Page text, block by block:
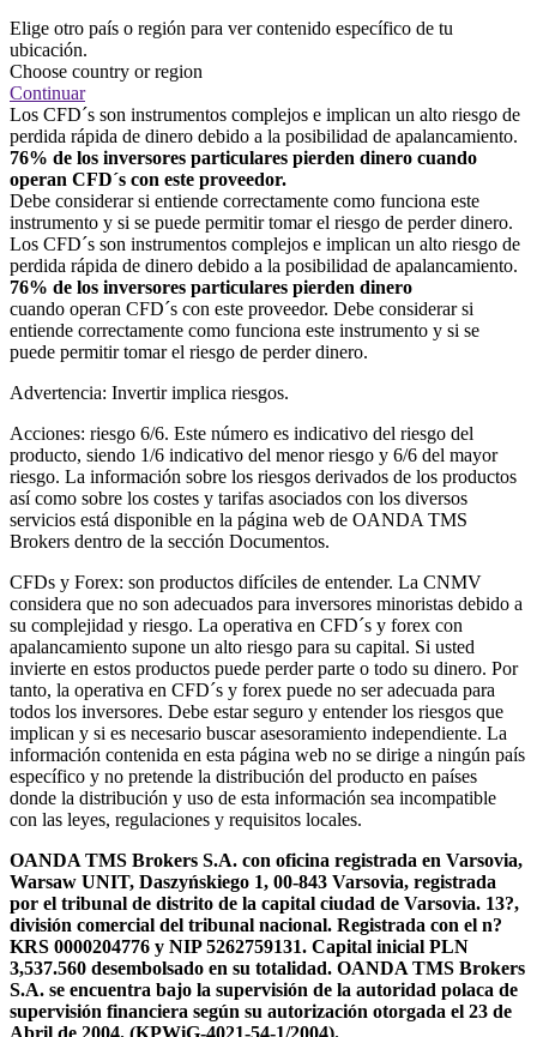
Elige otro país o región para ver contenido específico de tu
ubicación.
Choose country or region
Continuar
Los CFD´s son instrumentos complejos e implican un alto riesgo de
perdida rápida de dinero debido a la posibilidad de apalancamiento.
76% de los inversores particulares pierden dinero cuando
operan CFD´s con este proveedor.
Debe considerar si entiende correctamente como funciona este
instrumento y si se puede permitir tomar el riesgo de perder dinero.
Los CFD´s son instrumentos complejos e implican un alto riesgo de
perdida rápida de dinero debido a la posibilidad de apalancamiento.
76% de los inversores particulares pierden dinero
cuando operan CFD´s con este proveedor. Debe considerar si
entiende correctamente como funciona este instrumento y si se
puede permitir tomar el riesgo de perder dinero.
Advertencia: Invertir implica riesgos.
Acciones: riesgo 6/6. Este número es indicativo del riesgo del
producto, siendo 1/6 indicativo del menor riesgo y 6/6 del mayor
riesgo. La información sobre los riesgos derivados de los productos
así como sobre los costes y tarifas asociados con los diversos
servicios está disponible en la página web de OANDA TMS
Brokers dentro de la sección Documentos.
CFDs y Forex: son productos difíciles de entender. La CNMV
considera que no son adecuados para inversores minoristas debido a
su complejidad y riesgo. La operativa en CFD´s y forex con
apalancamiento supone un alto riesgo para su capital. Si usted
invierte en estos productos puede perder parte o todo su dinero. Por
tanto, la operativa en CFD´s y forex puede no ser adecuada para
todos los inversores. Debe estar seguro y entender los riesgos que
implican y si es necesario buscar asesoramiento independiente. La
información contenida en esta página web no se dirige a ningún país
específico y no pretende la distribución del producto en países
donde la distribución y uso de esta información sea incompatible
con las leyes, regulaciones y requisitos locales.
OANDA TMS Brokers S.A. con oficina registrada en Varsovia,
Warsaw UNIT, Daszyńskiego 1, 00-843 Varsovia, registrada
por el tribunal de distrito de la capital ciudad de Varsovia. 13?,
división comercial del tribunal nacional. Registrada con el n?
KRS 0000204776 y NIP 5262759131. Capital inicial PLN
3,537.560 desembolsado en su totalidad. OANDA TMS Brokers
S.A. se encuentra bajo la supervisión de la autoridad polaca de
supervisión financiera según su autorización otorgada el 23 de